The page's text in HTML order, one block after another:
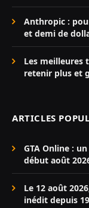
Anthropic :
et demi de
Les meilleures
retenir plus et
ARTICLES
GTA Online :
début août
Le 12 août
inédit depuis